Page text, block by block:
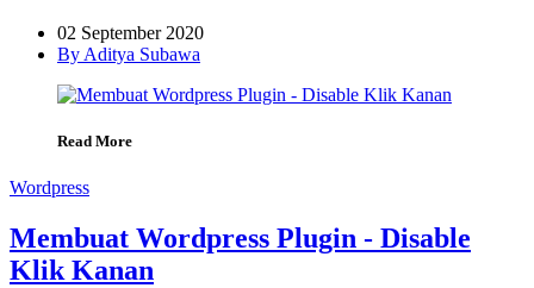
02 September 2020
By Aditya Subawa
Read More
Wordpress
Membuat Wordpress Plugin - Disable
Klik Kanan